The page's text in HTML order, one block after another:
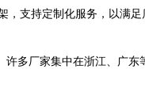
，支持定制化服务，以满
许多厂家集中在浙江、广东